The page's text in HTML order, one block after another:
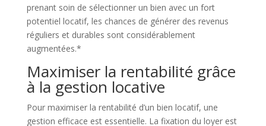
prenant soin de sélectionner un bien avec un fort
potentiel locatif, les chances de générer des revenus
réguliers et durables sont considérablement
augmentées.*
Maximiser la rentabilité grâce
à la gestion locative
Pour maximiser la rentabilité d’un bien locatif, une
gestion efficace est essentielle. La fixation du loyer est